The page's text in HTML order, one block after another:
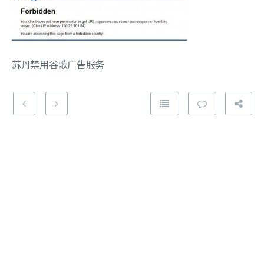
苏丹禁用谷歌广告服务